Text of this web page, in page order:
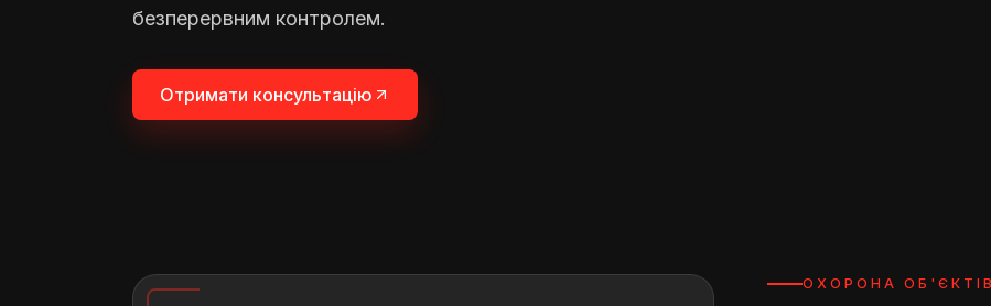
безперервним контролем.
Отримати консультацію
ОХОРОНА ОБ'ЄКТІВ